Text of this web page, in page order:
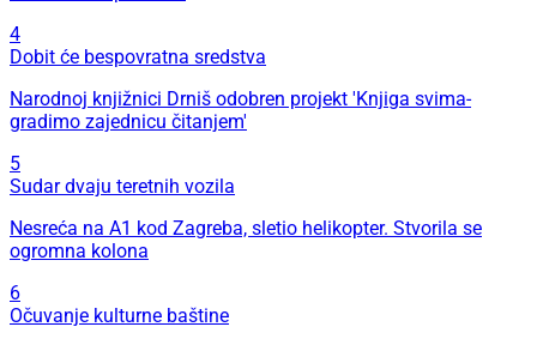
4
Dobit će bespovratna sredstva
Narodnoj knjižnici Drniš odobren projekt 'Knjiga svima-
gradimo zajednicu čitanjem'
5
Sudar dvaju teretnih vozila
Nesreća na A1 kod Zagreba, sletio helikopter. Stvorila se
ogromna kolona
6
Očuvanje kulturne baštine